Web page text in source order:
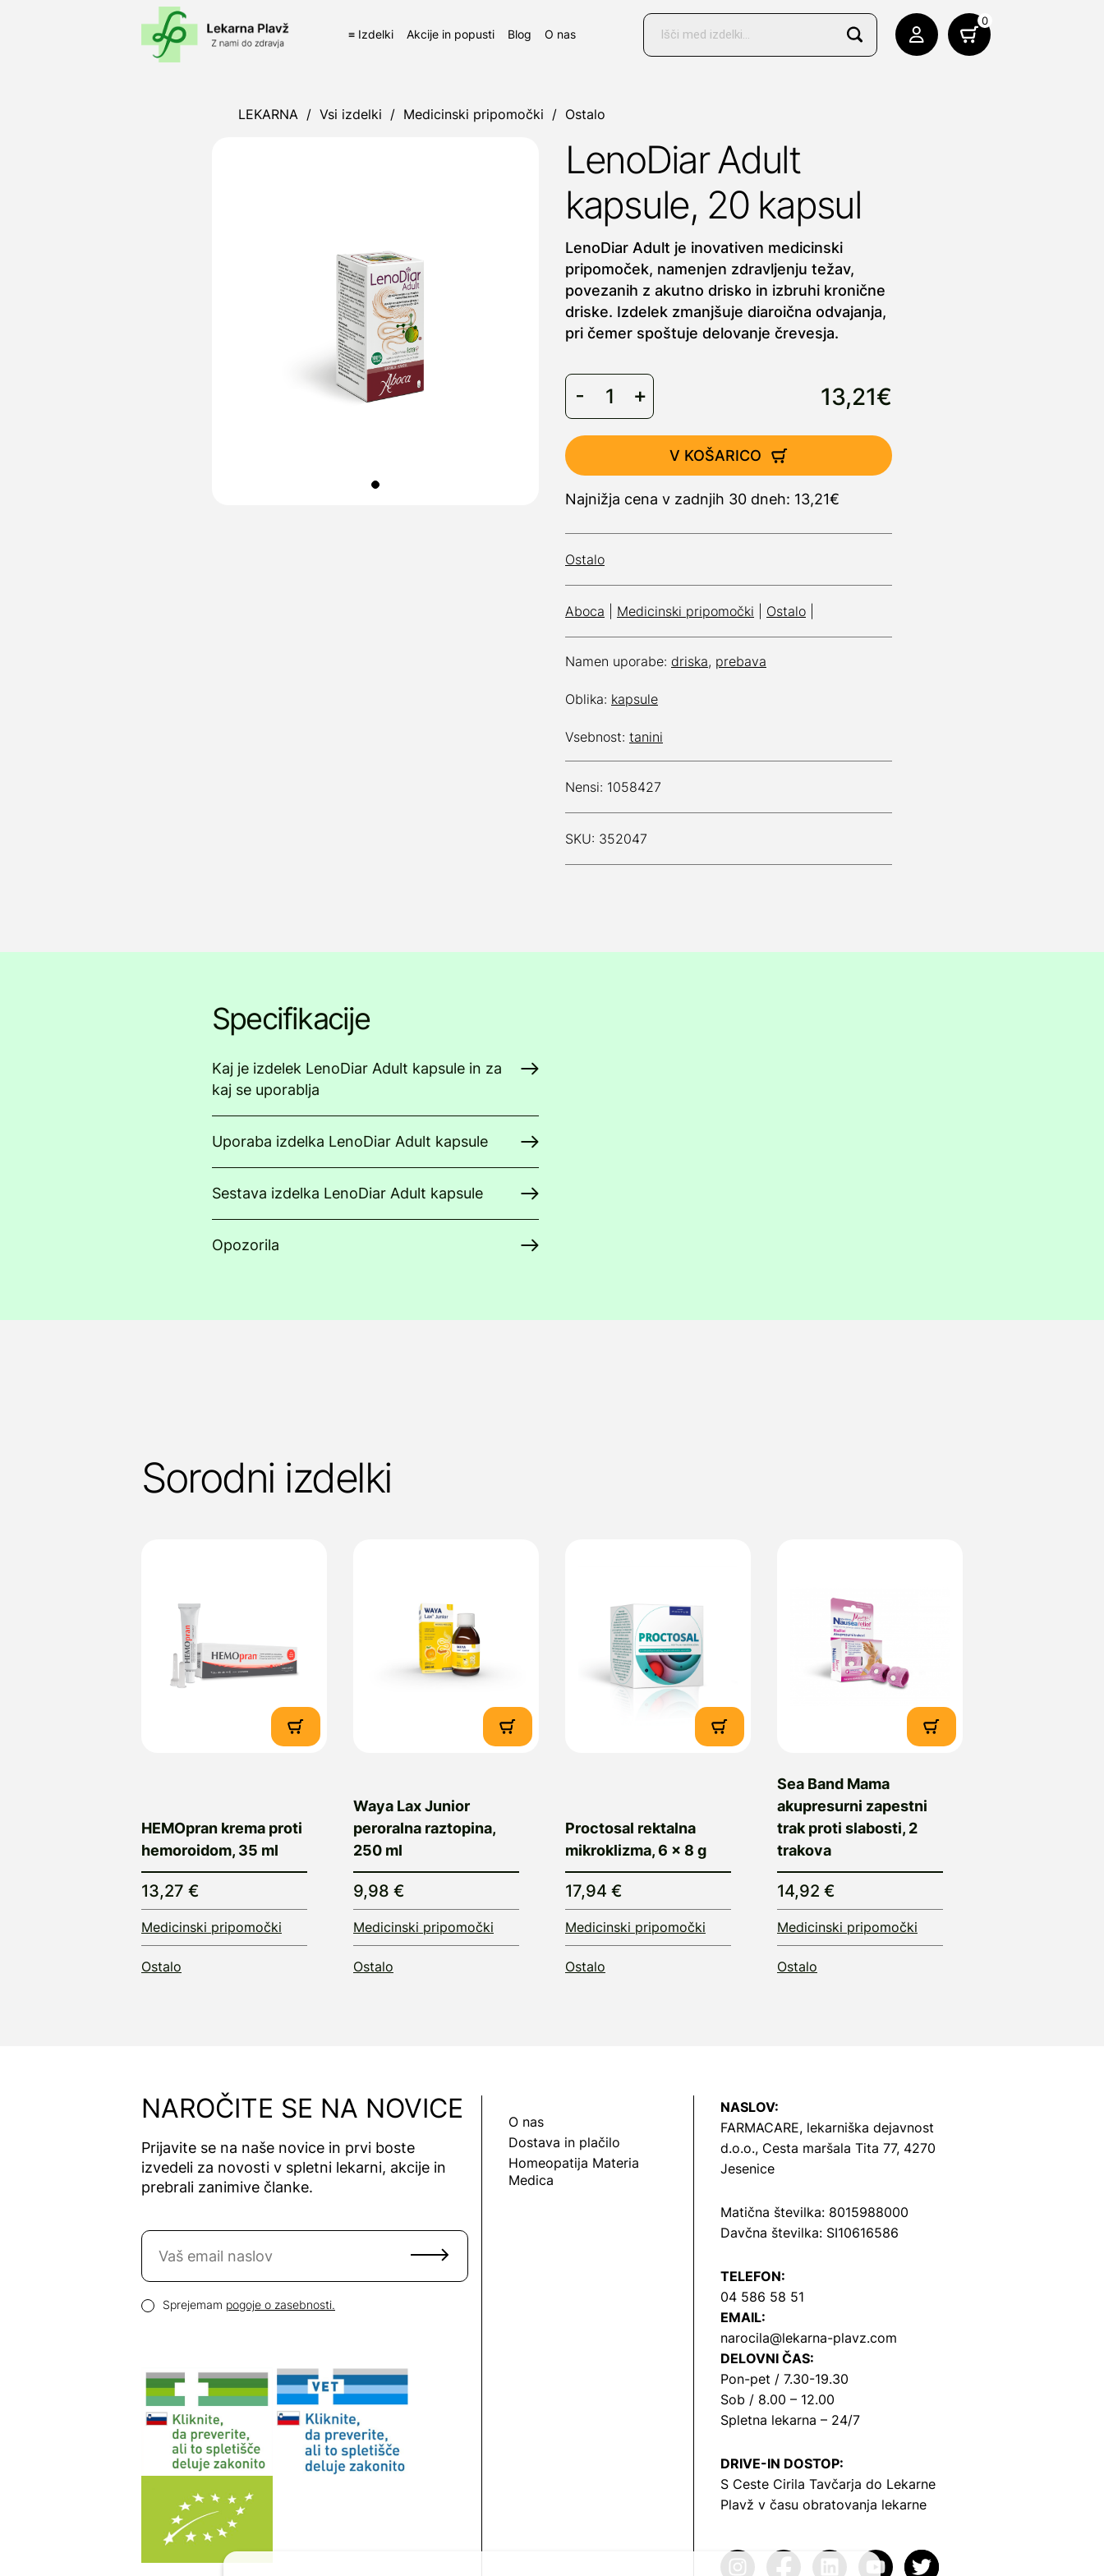
≡ Izdelki Akcije in popusti Blog O nas
Products
search
0
LEKARNA / Vsi izdelki / Medicinski pripomočki / Ostalo
LenoDiar Adult
kapsule, 20 kapsul
LenoDiar Adult je inovativen medicinski
pripomoček, namenjen zdravljenju težav,
povezanih z akutno drisko in izbruhi kronične
driske. Izdelek zmanjšuje diaroična odvajanja,
pri čemer spoštuje delovanje črevesja.
13,21€
V KOŠARICO
Najnižja cena v zadnjih 30 dneh: 13,21€
Ostalo
Aboca Medicinski pripomočki Ostalo
Namen uporabe: driska, prebava
Oblika: kapsule
Vsebnost: tanini
Nensi: 1058427
SKU: 352047
Specifikacije
Kaj je izdelek LenoDiar Adult kapsule in za
kaj se uporablja
Uporaba izdelka LenoDiar Adult kapsule
Sestava izdelka LenoDiar Adult kapsule
Opozorila
Sorodni izdelki
HEMOpran krema proti
hemoroidom, 35 ml
13,27 €
Medicinski pripomočki
Ostalo
Waya Lax Junior
peroralna raztopina,
250 ml
9,98 €
Medicinski pripomočki
Ostalo
Proctosal rektalna
mikroklizma, 6 x 8 g
17,94 €
Medicinski pripomočki
Ostalo
Sea Band Mama
akupresurni zapestni
trak proti slabosti, 2
trakova
14,92 €
Medicinski pripomočki
Ostalo
NAROČITE SE NA NOVICE
Prijavite se na naše novice in prvi boste
izvedeli za novosti v spletni lekarni, akcije in
prebrali zanimive članke.
Naročite se na novice
Pogoji zasebnosti
Sprejemam pogoje o zasebnosti.
O nas
Dostava in plačilo
Homeopatija Materia
Medica
NASLOV:
FARMACARE, lekarniška dejavnost
d.o.o., Cesta maršala Tita 77, 4270
Jesenice
Matična številka: 8015988000
Davčna številka: SI10616586
TELEFON:
04 586 58 51
EMAIL:
narocila@lekarna-plavz.com
DELOVNI ČAS:
Pon-pet / 7.30-19.30
Sob / 8.00 – 12.00
Spletna lekarna – 24/7
DRIVE-IN DOSTOP:
S Ceste Cirila Tavčarja do Lekarne
Plavž v času obratovanja lekarne